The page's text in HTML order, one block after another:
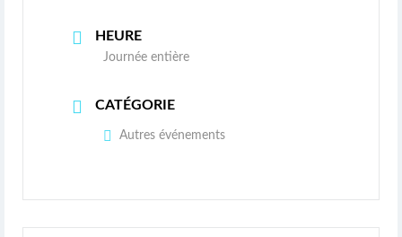
HEURE
Journée entière
CATÉGORIE
Autres événements